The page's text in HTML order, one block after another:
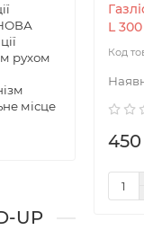
НОВА
рухом
місце
т..→
UP
L
450